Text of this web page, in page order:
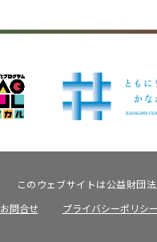
このウェブサイトは公益財団
お問合せ プライバシーポリシ